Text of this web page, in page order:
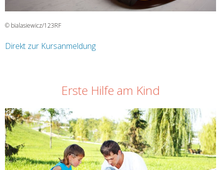
© bialasiewicz/123RF
Direkt zur Kursanmeldung
Erste Hilfe am Kind